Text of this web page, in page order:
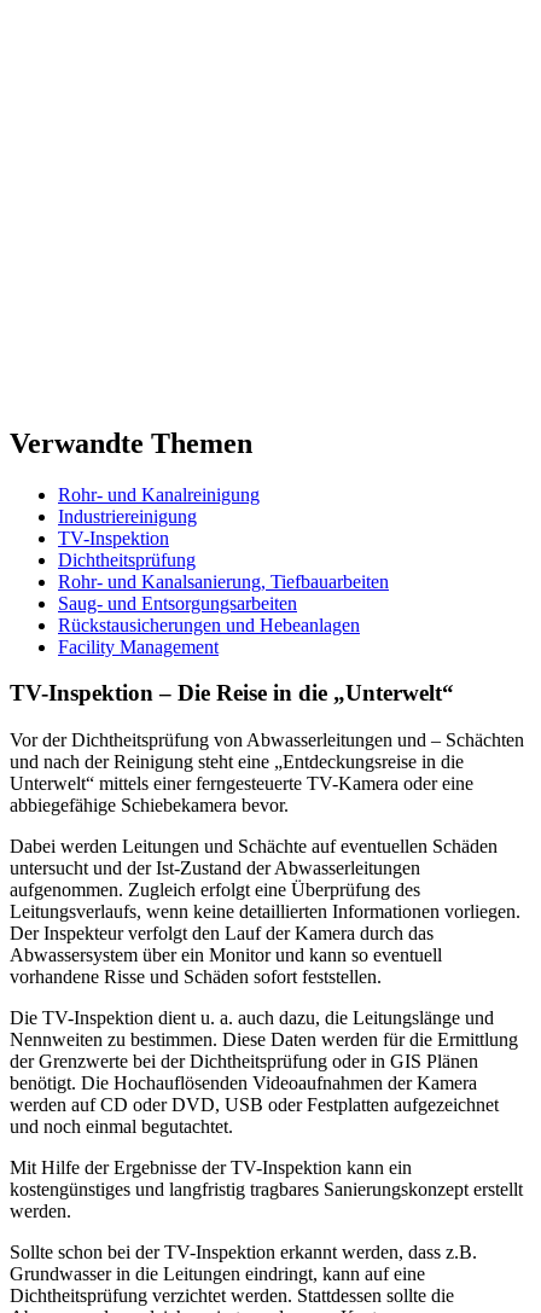
Verwandte Themen
Rohr- und Kanalreinigung
Industriereinigung
TV-Inspektion
Dichtheitsprüfung
Rohr- und Kanalsanierung, Tiefbauarbeiten
Saug- und Entsorgungsarbeiten
Rückstausicherungen und Hebeanlagen
Facility Management
TV-Inspektion – Die Reise in die „Unterwelt“
Vor der Dichtheitsprüfung von Abwasserleitungen und – Schächten
und nach der Reinigung steht eine „Entdeckungsreise in die
Unterwelt“ mittels einer ferngesteuerte TV-Kamera oder eine
abbiegefähige Schiebekamera bevor.
Dabei werden Leitungen und Schächte auf eventuellen Schäden
untersucht und der Ist-Zustand der Abwasserleitungen
aufgenommen. Zugleich erfolgt eine Überprüfung des
Leitungsverlaufs, wenn keine detaillierten Informationen vorliegen.
Der Inspekteur verfolgt den Lauf der Kamera durch das
Abwassersystem über ein Monitor und kann so eventuell
vorhandene Risse und Schäden sofort feststellen.
Die TV-Inspektion dient u. a. auch dazu, die Leitungslänge und
Nennweiten zu bestimmen. Diese Daten werden für die Ermittlung
der Grenzwerte bei der Dichtheitsprüfung oder in GIS Plänen
benötigt. Die Hochauflösenden Videoaufnahmen der Kamera
werden auf CD oder DVD, USB oder Festplatten aufgezeichnet
und noch einmal begutachtet.
Mit Hilfe der Ergebnisse der TV-Inspektion kann ein
kostengünstiges und langfristig tragbares Sanierungskonzept erstellt
werden.
Sollte schon bei der TV-Inspektion erkannt werden, dass z.B.
Grundwasser in die Leitungen eindringt, kann auf eine
Dichtheitsprüfung verzichtet werden. Stattdessen sollte die